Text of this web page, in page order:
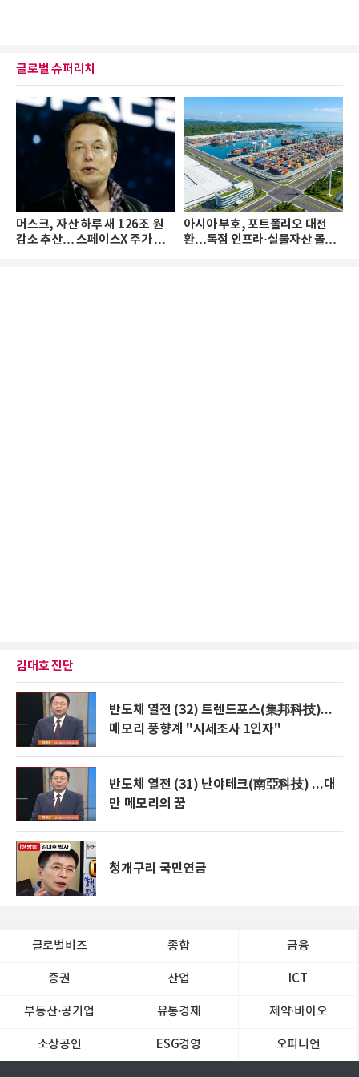
글로벌 슈퍼리치
머스크, 자산 하루 새 126조 원
감소 추산… 스페이스X 주가 하
아시아 부호, 포트폴리오 대전
환…독점 인프라·실물자산 몰린
김대호 진단
반도체 열전 (32) 트렌드포스(集邦科技)...
메모리 풍향계 "시세조사 1인자"
반도체 열전 (31) 난야테크(南亞科技) ...대
만 메모리의 꿈
청개구리 국민연금
글로벌비즈 종합 금융
증권 산업 ICT
부동산·공기업 유통경제 제약∙바이오
소상공인 ESG경영 오피니언